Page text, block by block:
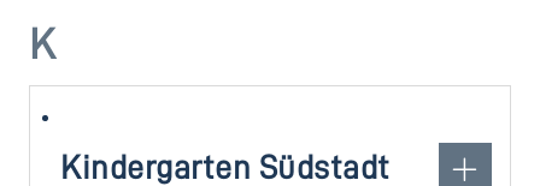
K
Kindergarten Südstadt